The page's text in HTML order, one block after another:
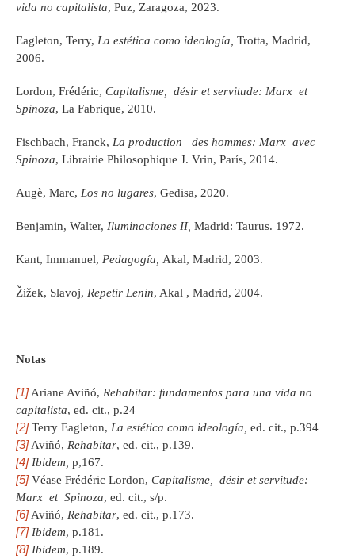
vida no capitalista, Puz, Zaragoza, 2023.
Eagleton, Terry, La estética como ideología, Trotta, Madrid,
2006.
Lordon, Frédéric, Capitalisme, désir et servitude: Marx et
Spinoza, La Fabrique, 2010.
Fischbach, Franck, La production des hommes: Marx avec
Spinoza, Librairie Philosophique J. Vrin, París, 2014.
Augè, Marc, Los no lugares, Gedisa, 2020.
Benjamin, Walter, Iluminaciones II, Madrid: Taurus. 1972.
Kant, Immanuel, Pedagogía, Akal, Madrid, 2003.
Žižek, Slavoj, Repetir Lenin, Akal , Madrid, 2004.
Notas
[1]Ariane Aviñó, Rehabitar: fundamentos para una vida no
capitalista, ed. cit., p.24
[2]Terry Eagleton, La estética como ideología, ed. cit., p.394
[3]Aviñó, Rehabitar, ed. cit., p.139.
[4] Ibidem, p,167.
[5]Véase Frédéric Lordon, Capitalisme, désir et servitude:
Marx et Spinoza, ed. cit., s/p.
[6]Aviñó, Rehabitar, ed. cit., p.173.
[7] Ibidem, p.181.
[8] Ibidem, p.189.